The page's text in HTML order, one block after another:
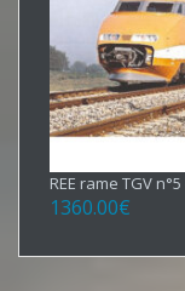
REE rame TGV
1360.00€